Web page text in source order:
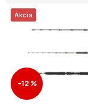
V
ý
p
Akcia
–12 %